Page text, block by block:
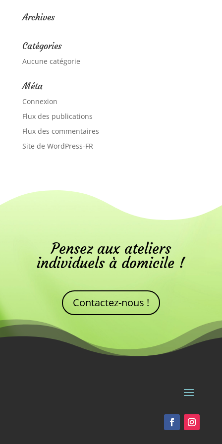
Archives
Catégories
Aucune catégorie
Méta
Connexion
Flux des publications
Flux des commentaires
Site de WordPress-FR
Pensez aux ateliers
individuels à domicile !
Contactez-nous !